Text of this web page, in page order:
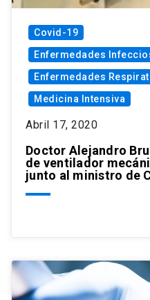
Covid-19
Enfermedades
Enfermedades
Medicina Intensiva
Abril 17, 2020
Doctor Alejandro
de ventilador
junto al ministro de